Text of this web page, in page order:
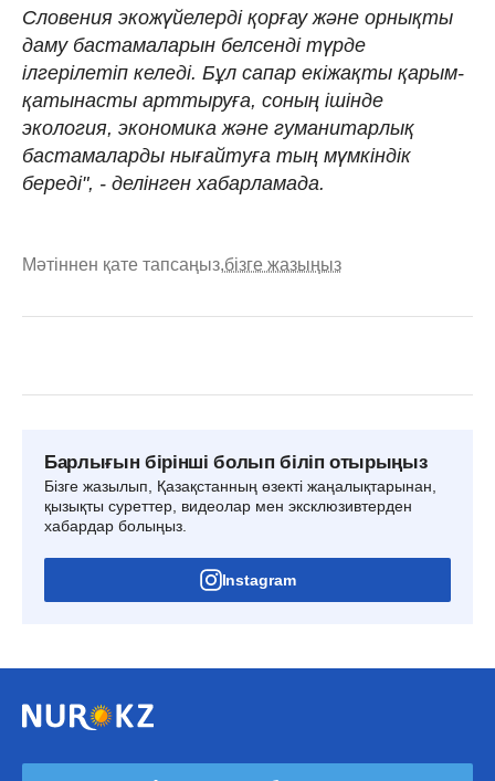
Словения экожүйелерді қорғау және орнықты
даму бастамаларын белсенді түрде
ілгерілетіп келеді. Бұл сапар екіжақты қарым-
қатынасты арттыруға, соның ішінде
экология, экономика және гуманитарлық
бастамаларды нығайтуға тың мүмкіндік
береді", - делінген хабарламада.
Мәтіннен қате тапсаңыз,бізге жазыңыз
Барлығын бірінші болып біліп отырыңыз
Бізге жазылып, Қазақстанның өзекті жаңалықтарынан,
қызықты суреттер, видеолар мен эксклюзивтерден
хабардар болыңыз.
Instagram